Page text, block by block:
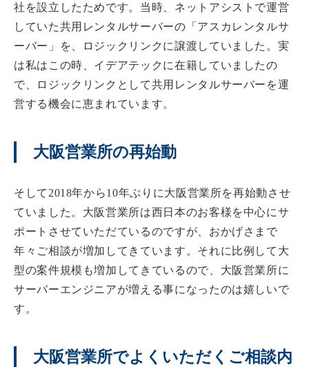
社を設立したためです。当時、ネットアシストで運営
していた共用レンタルサーバーの「アスカレンタルサ
ーバー」を、ロジックリンクに譲渡していました。実
は私はこの時、イデアテックに在籍していましたの
で、ロジックリンクとして共用レンタルサーバーを運
営する機会に恵まれています。
大阪営業所の再始動
そして2018年から10年ぶりに大阪営業所を再始動させ
ていました。大阪営業所は西日本のお客様を中心にサ
ポートさせていただているのですが、おかげさまで
年々ご相談が増加してきています。それに比例して大
型の案件規模も増加してきているので、大阪営業所に
サーバーエンジニアが増える事になったのは嬉しいで
す。
大阪営業所でよくいただくご相談内